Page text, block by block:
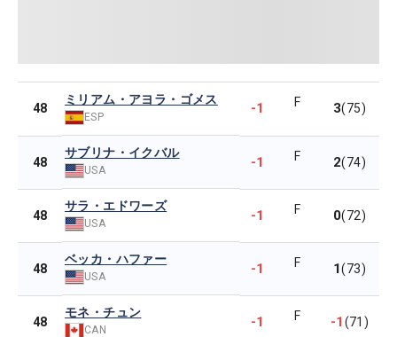
48
ミリアム・アヨラ・ゴメス
ESP
-1 F 3(75)
48
サブリナ・イクバル
USA -1 F 2(74)
48
サラ・エドワーズ
USA -1 F 0(72)
48
ベッカ・ハファー
USA -1 F 1(73)
48
モネ・チュン
CAN -1 F -1(71)